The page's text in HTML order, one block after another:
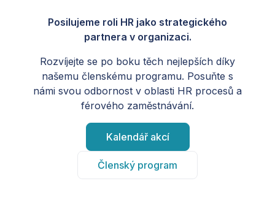
Posilujeme roli HR jako strategického
partnera v organizaci.
Rozvíjejte se po boku těch nejlepších díky
našemu členskému programu. Posuňte s
námi svou odbornost v oblasti HR procesů a
férového zaměstnávání.
Kalendář akcí
Členský program